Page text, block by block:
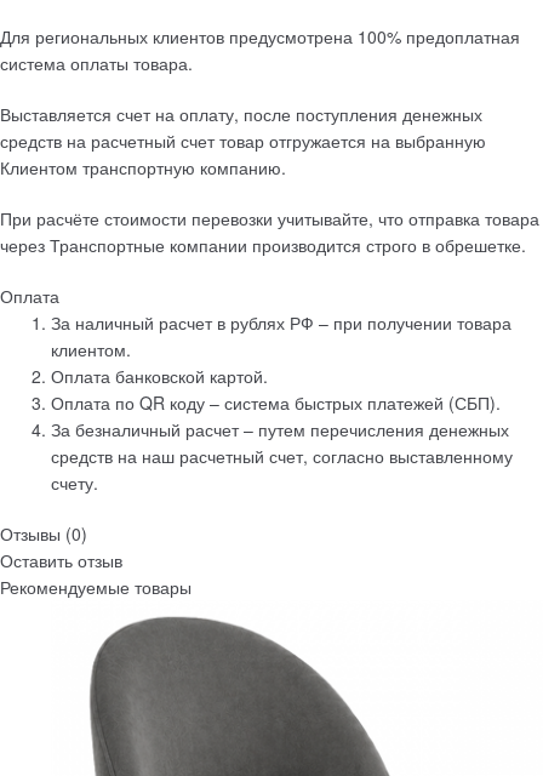
Для региональных клиентов предусмотрена 100% предоплатная
система оплаты товара.
Выставляется счет на оплату, после поступления денежных
средств на расчетный счет товар отгружается на выбранную
Клиентом транспортную компанию.
При расчёте стоимости перевозки учитывайте, что отправка товара
через Транспортные компании производится строго в обрешетке.
Оплата
За наличный расчет в рублях РФ – при получении товара
клиентом.
Оплата банковской картой.
Оплата по QR коду – система быстрых платежей (СБП).
За безналичный расчет – путем перечисления денежных
средств на наш расчетный счет, согласно выставленному
счету.
Отзывы (0)
Оставить отзыв
Рекомендуемые товары